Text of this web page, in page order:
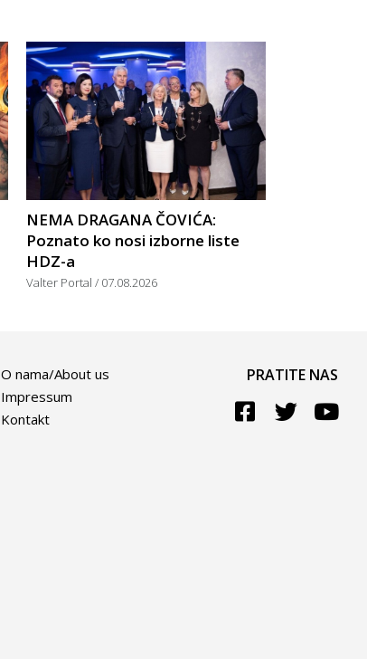
NEMA DRAGANA ČOVIĆA:
Poznato ko nosi izborne liste
HDZ-a
Valter Portal 07.08.2026
O nama/About us
Impressum
Kontakt
PRATITE NAS